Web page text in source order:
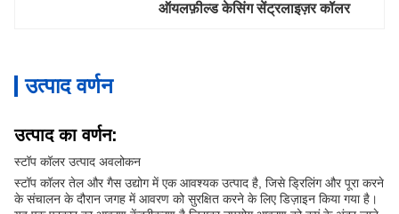
ऑयलफ़ील्ड केसिंग सेंट्रलाइज़र कॉलर
उत्पाद वर्णन
उत्पाद का वर्णन:
स्टॉप कॉलर उत्पाद अवलोकन
स्टॉप कॉलर तेल और गैस उद्योग में एक आवश्यक उत्पाद है, जिसे ड्रिलिंग और पूरा करने
के संचालन के दौरान जगह में आवरण को सुरक्षित करने के लिए डिज़ाइन किया गया है।